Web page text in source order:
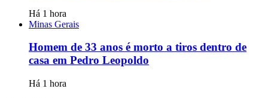
Há 1 hora
Minas Gerais
Homem de 33 anos é morto a tiros dentro de
casa em Pedro Leopoldo
Há 1 hora